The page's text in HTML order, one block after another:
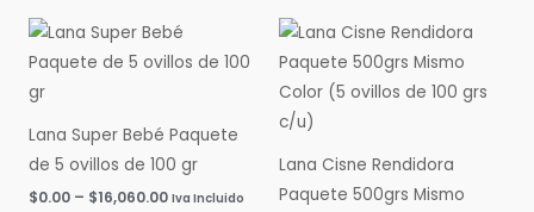
Lana Super Bebé Paquete
de 5 ovillos de 100 gr
$0.00 – $16,060.00
Rango
de
precios:
$16,060.00
Iva Incluido
Lana Cisne Rendidora
Paquete 500grs Mismo
Rango
de
precios:
desde
$0.00